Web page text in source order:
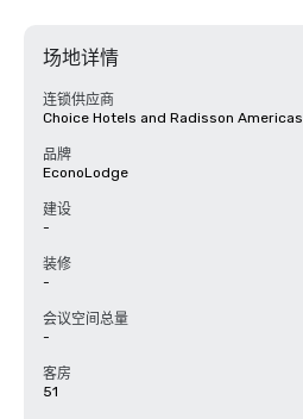
场地详情
连锁供应商
Choice Hotels and Radisson Americas
品牌
EconoLodge
建设
-
装修
-
会议空间总量
-
客房
51